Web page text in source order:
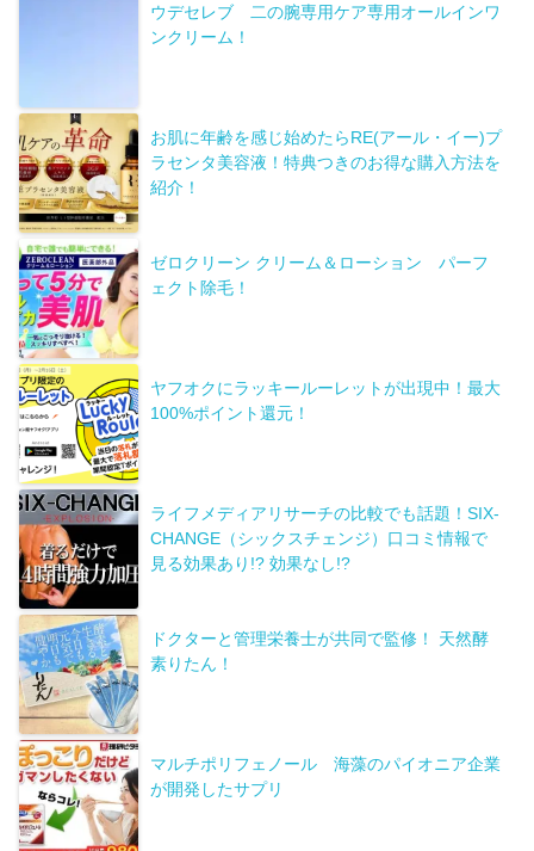
ウデセレブ 二の腕専用ケア専用オールインワ
ンクリーム！
お肌に年齢を感じ始めたらRE(アール・イー)プ
ラセンタ美容液！特典つきのお得な購入方法を
紹介！
ゼロクリーン クリーム＆ローション パーフ
ェクト除毛！
ヤフオクにラッキールーレットが出現中！最大
100%ポイント還元！
ライフメディアリサーチの比較でも話題！SIX-
CHANGE（シックスチェンジ）口コミ情報で
見る効果あり!? 効果なし!?
ドクターと管理栄養士が共同で監修！ 天然酵
素りたん！
マルチポリフェノール 海藻のパイオニア企業
が開発したサプリ